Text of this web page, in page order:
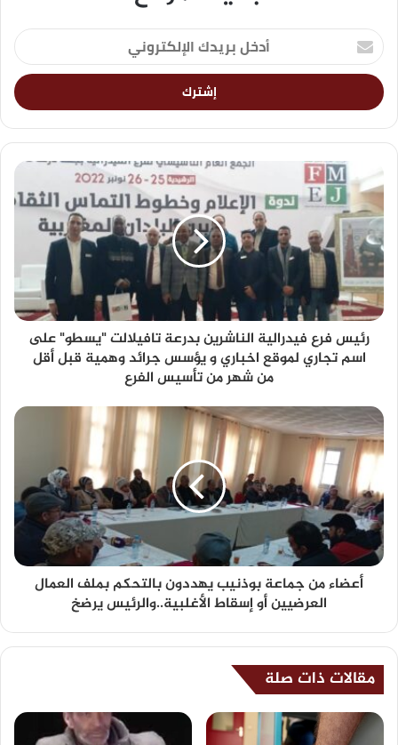
رئيس فرع فيدرالية الناشرين بدرعة تافيلالت "يسطو" على
اسم تجاري لموقع اخباري و يؤسس جرائد وهمية قبل أقل
من شهر من تأسيس الفرع
أعضاء من جماعة بوذنيب يهددون بالتحكم بملف العمال
العرضيين أو إسقاط الأغلبية..والرئيس يرضخ
مقالات ذات صلة